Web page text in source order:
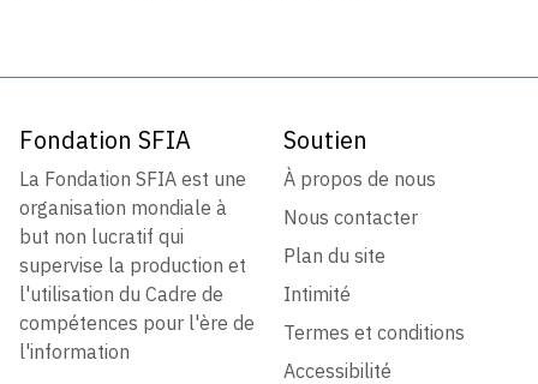
Fondation SFIA
La Fondation SFIA est une
organisation mondiale à
but non lucratif qui
supervise la production et
l'utilisation du Cadre de
compétences pour l'ère de
l'information
Soutien
À propos de nous
Nous contacter
Plan du site
Intimité
Termes et conditions
Accessibilité